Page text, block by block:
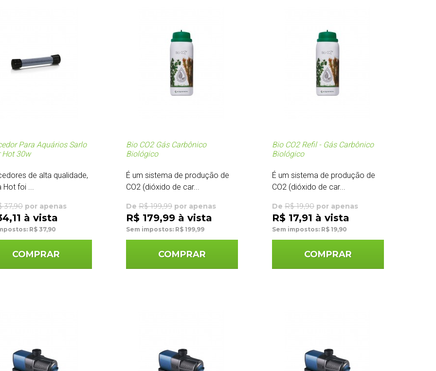
Para Aquários Sarlo
Hot 30w
de alta qualidade,
Hot foi ...
37,90 por apenas
à vista
R$ 37,90
COMPRAR
Bio CO2 Gás Carbônico
Biológico
É um sistema de produção de
CO2 (dióxido de car...
De R$ 199,99por apenas
R$ 179,99 à vista
Sem impostos: R$ 199,99
COMPRAR
Bio CO2 Refil - Gás Carbônico
Biológico
É um sistema de produção de
CO2 (dióxido de car...
De R$ 19,90por apenas
R$ 17,91 à vista
Sem impostos: R$ 19,90
COMPRAR